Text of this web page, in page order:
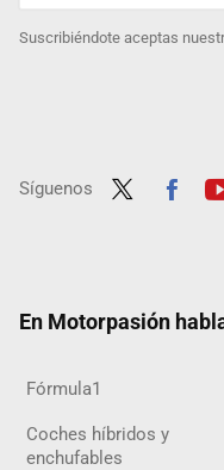
Suscribiéndote aceptas
Síguenos
En Motorpasión
Fórmula1
Coches híbridos y
enchufables